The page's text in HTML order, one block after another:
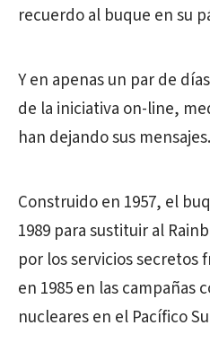
recuerdo al buque en su
Y en apenas un par de
de la iniciativa on-line,
han dejando sus mensajes.
Construido en 1957, el
1989 para sustituir al
por los servicios secretos
en 1985 en las campañas
nucleares en el Pacífico